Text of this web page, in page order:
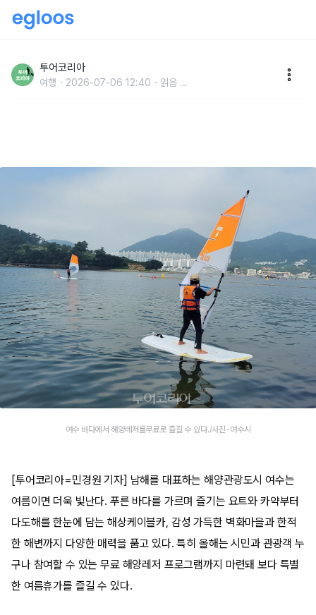
해야 할 바다 여행
투어코리아
여행 2026-07-06 12:40 읽음 ...
여수 바다에서 해양레저를무료로 즐길 수 있다./사진-여수시
[투어코리아=민경원 기자] 남해를 대표하는 해양관광도시 여수는
여름이면 더욱 빛난다. 푸른 바다를 가르며 즐기는 요트와 카약부터
다도해를 한눈에 담는 해상케이블카, 감성 가득한 벽화마을과 한적
한 해변까지 다양한 매력을 품고 있다. 특히 올해는 시민과 관광객 누
구나 참여할 수 있는 무료 해양레저 프로그램까지 마련돼 보다 특별
한 여름휴가를 즐길 수 있다.